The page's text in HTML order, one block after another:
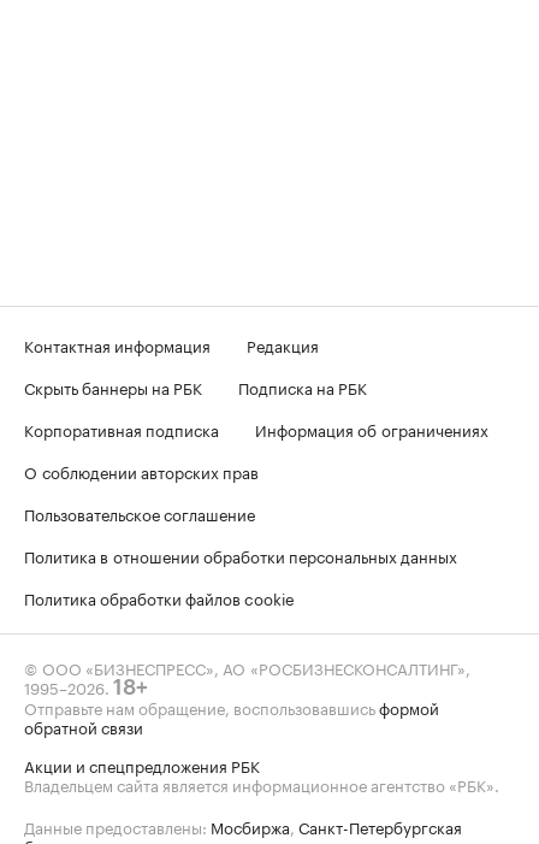
Контактная информация
Редакция
Скрыть баннеры на РБК
Подписка на РБК
Корпоративная подписка
Информация об ограничениях
О соблюдении авторских прав
Пользовательское соглашение
Политика в отношении обработки персональных данных
Политика обработки файлов cookie
© ООО «БИЗНЕСПРЕСС», АО «РОСБИЗНЕСКОНСАЛТИНГ»,
1995–2026. 18+
Отправьте нам обращение, воспользовавшисьформой
обратной связи
Акции и спецпредложения РБК
Владельцем сайта является информационное агентство «РБК».
Данные предоставлены: Мосбиржа, Санкт-Петербургская